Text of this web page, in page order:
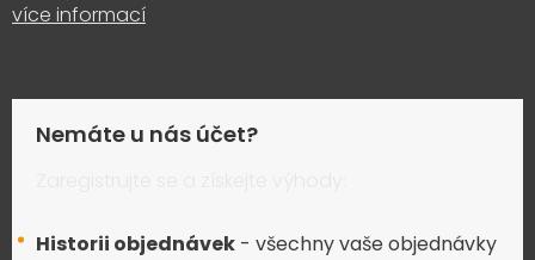
více informací
Nemáte u nás účet?
Historii objednávek - všechny vaše objednávky